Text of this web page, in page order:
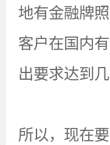
地有金融牌
客户在国内
出要求达到
所以，现在